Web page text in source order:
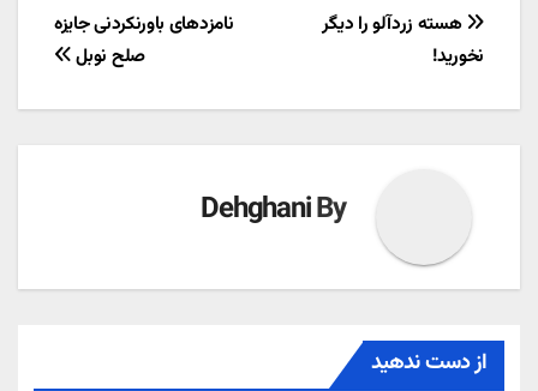
راهبری
نوشته
نامزدهای باورنکردنی جایزه
صلح نوبل
هسته زردآلو را دیگر
نخورید!
By
Dehghani
از دست ندهید